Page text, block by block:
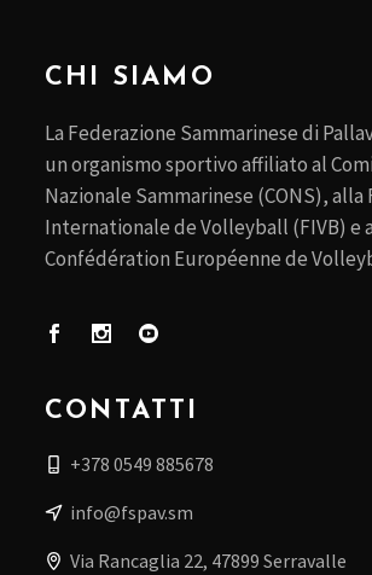
CHI SIAMO
La Federazione Sammarinese di
un organismo sportivo affiliato al
Nazionale Sammarinese (CONS),
Internationale de Volleyball (FIVB) e
Confédération Européenne de
CONTATTI
+378 0549 885678
info@fspav.sm
Via Rancaglia 22, 47899 Serravalle